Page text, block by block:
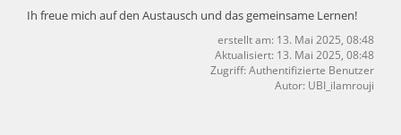
Ih freue mich auf den Austausch und das gemeinsame Lernen!
erstellt am: 13. Mai 2025, 08:48
Aktualisiert: 13. Mai 2025, 08:48
Zugriff: Authentifizierte Benutzer
Autor: UBI_ilamrouji